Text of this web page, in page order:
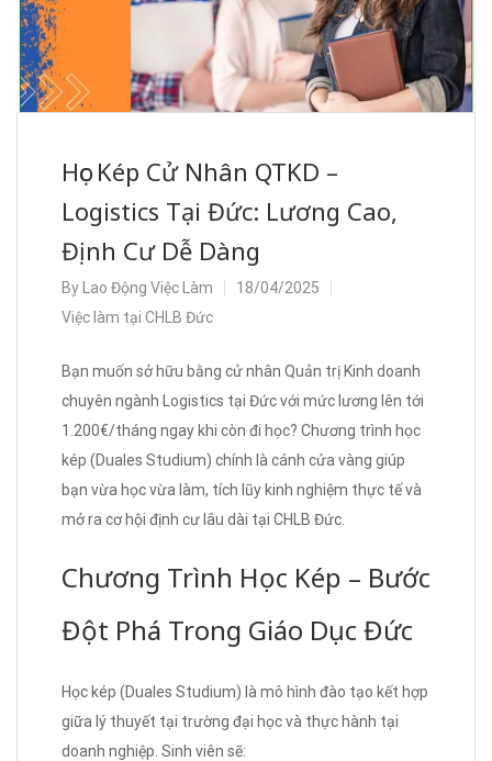
Học Kép Cử Nhân QTKD –
Logistics Tại Đức: Lương Cao,
Định Cư Dễ Dàng
By Lao Động Việc Làm
18/04/2025
Việc làm tại CHLB Đức
Bạn muốn sở hữu bằng cử nhân Quản trị Kinh doanh
chuyên ngành Logistics tại Đức với mức lương lên tới
1.200€/tháng ngay khi còn đi học? Chương trình học
kép (Duales Studium) chính là cánh cửa vàng giúp
bạn vừa học vừa làm, tích lũy kinh nghiệm thực tế và
mở ra cơ hội định cư lâu dài tại CHLB Đức.
Chương Trình Học Kép – Bước
Đột Phá Trong Giáo Dục Đức
Học kép (Duales Studium) là mô hình đào tạo kết hợp
giữa lý thuyết tại trường đại học và thực hành tại
doanh nghiệp. Sinh viên sẽ: